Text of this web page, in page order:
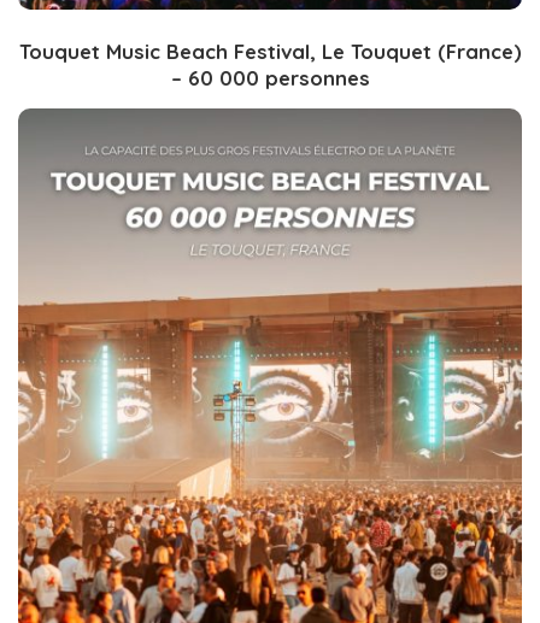
Touquet Music Beach Festival, Le Touquet (France)
– 60 000 personnes